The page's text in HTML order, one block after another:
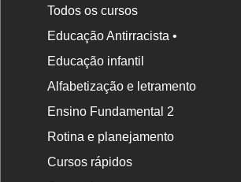
Todos os cursos
Educação Antirracista •
Educação infantil
Alfabetização e letramento
Ensino Fundamental 2
Rotina e planejamento
Cursos rápidos